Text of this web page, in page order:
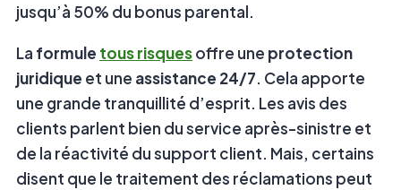
jusqu’à 50% du bonus parental.
La formule tous risquesoffre une protection
juridique et une assistance 24/7. Cela apporte
une grande tranquillité d’esprit. Les avis des
clients parlent bien du service après-sinistre et
de la réactivité du support client. Mais, certains
disent que le traitement des réclamations peut